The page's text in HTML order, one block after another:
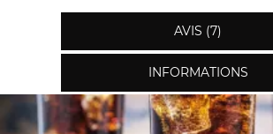
AVIS (7)
INFORMATIONS